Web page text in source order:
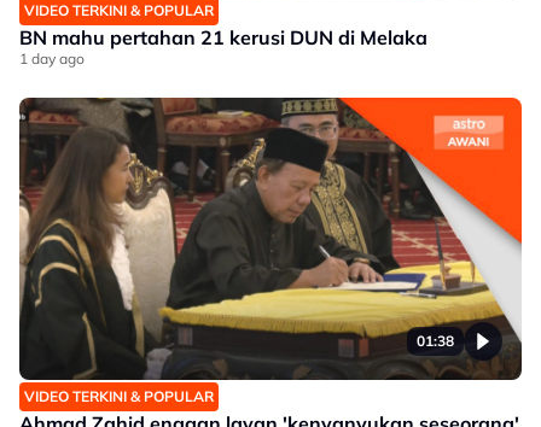
VIDEO TERKINI & POPULAR
BN mahu pertahan 21 kerusi DUN di Melaka
1 day ago
01:38
VIDEO TERKINI & POPULAR